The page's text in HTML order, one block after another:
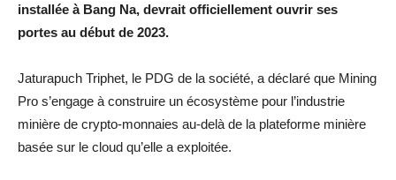
installée à Bang Na, devrait officiellement ouvrir ses
portes au début de 2023.
Jaturapuch Triphet, le PDG de la société, a déclaré que Mining
Pro s’engage à construire un écosystème pour l’industrie
minière de crypto-monnaies au-delà de la plateforme minière
basée sur le cloud qu’elle a exploitée.